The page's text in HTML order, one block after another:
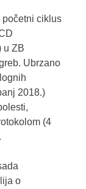
početni ciklus
u ZB
Ubrzano
2018.)
(4
o